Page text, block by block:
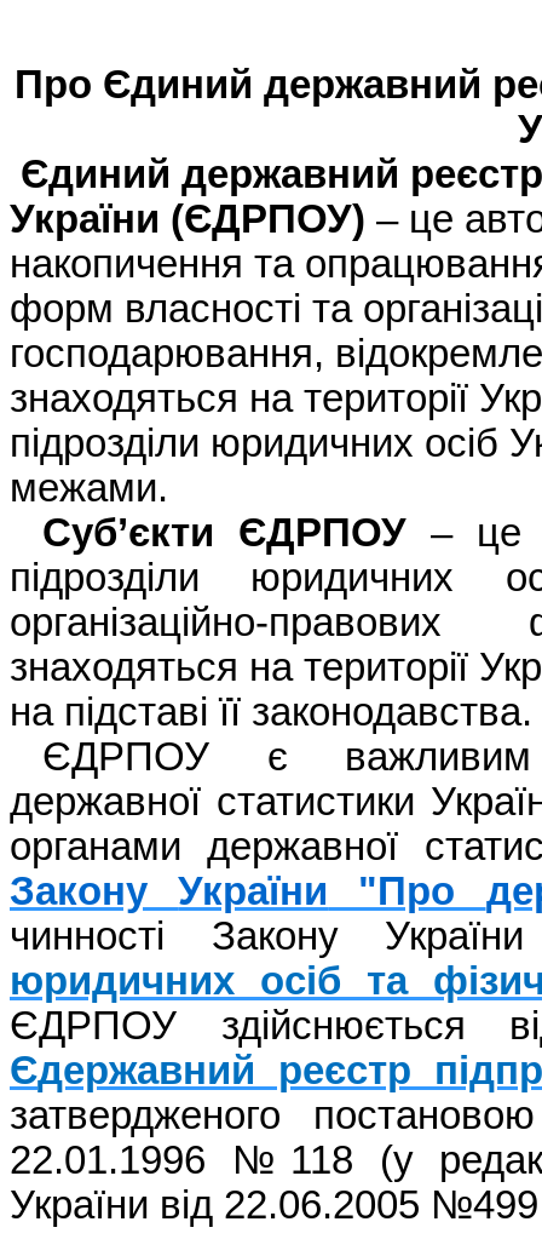
Про Єдиний державний
Єдиний державний реєстр
України (ЄДРПОУ) – це
накопичення та
форм власності та
господарювання,
знаходяться на території
підрозділи юридичних осіб
межами.
Суб’єкти ЄДРПОУ – це
підрозділи
юридичних
організаційно-правових
знаходяться натериторії
на підставі її законодавства.
ЄДРПОУ є важливим
державної статистики
органамидержавної
ЗаконуУкраїни "Про
чинності Закону України
юридичних
осіб та
ЄДРПОУ здійснюється
Єдержавний реєстр
затвердженого
постановою
22.01.1996 №118 (у
України від 22.06.2005